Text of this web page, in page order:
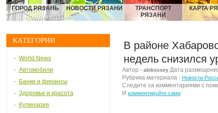
ГОРОД РЯЗАНЬ НОВОСТИ РЯЗАНИ
ТРАНСПОРТ
РЯЗАНИ
КАРТА
КАТЕГОРИИ
World News
Автомобили
Банки и финансы
Здоровье и красота
Кулинария
В районе
недель снизился
Автор - alekssseyДата
Рубрика материала - Новости
Следите за комментариями с
И комментируйте сами